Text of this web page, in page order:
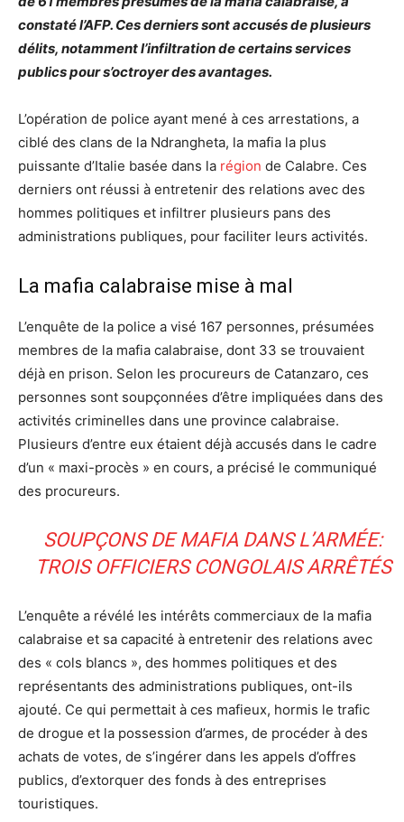
constaté l’AFP. Ces derniers sont accusés de plusieurs
délits, notamment l’infiltration de certains services
publics pour s’octroyer des avantages.
L’opération de police ayant mené à ces arrestations, a
ciblé des clans de la Ndrangheta, la mafia la plus
puissante d’Italie basée dans la région de Calabre. Ces
derniers ont réussi à entretenir des relations avec des
hommes politiques et infiltrer plusieurs pans des
administrations publiques, pour faciliter leurs activités.
La mafia calabraise mise à mal
L’enquête de la police a visé 167 personnes, présumées
membres de la mafia calabraise, dont 33 se trouvaient
déjà en prison. Selon les procureurs de Catanzaro, ces
personnes sont soupçonnées d’être impliquées dans des
activités criminelles dans une province calabraise.
Plusieurs d’entre eux étaient déjà accusés dans le cadre
d’un « maxi-procès » en cours, a précisé le communiqué
des procureurs.
SOUPÇONS DE MAFIA DANS L’ARMÉE:
TROIS OFFICIERS CONGOLAIS ARRÊTÉS
L’enquête a révélé les intérêts commerciaux de la mafia
calabraise et sa capacité à entretenir des relations avec
des « cols blancs », des hommes politiques et des
représentants des administrations publiques, ont-ils
ajouté. Ce qui permettait à ces mafieux, hormis le trafic
de drogue et la possession d’armes, de procéder à des
achats de votes, de s’ingérer dans les appels d’offres
publics, d’extorquer des fonds à des entreprises
touristiques.